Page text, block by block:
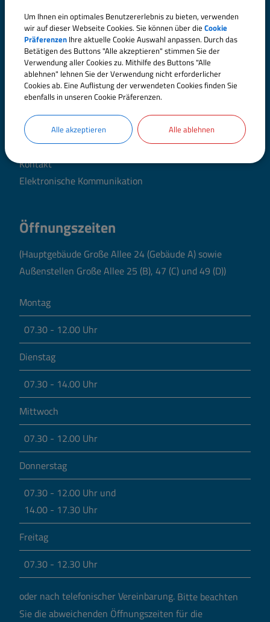
Landratsamt Dillingen
a.d.Donau
Große Allee 24 (Hauptgebäude)
89407 Dillingen a.d.Donau
Telefon:09071 51-0
Fax: 09071 51-101
E-Mail: poststelle@landratsamt.dillingen.de
Kontakt
Elektronische Kommunikation
Öffnungszeiten
(Hauptgebäude Große Allee 24 (Gebäude A) sowie
Außenstellen Große Allee 25 (B), 47 (C) und 49 (D))
Montag
07.30 - 12.00 Uhr
Dienstag
07.30 - 14.00 Uhr
Mittwoch
07.30 - 12.00 Uhr
Donnerstag
07.30 - 12.00 Uhr und
14.00 - 17.30 Uhr
Freitag
07.30 - 12.30 Uhr
oder nach telefonischer Vereinbarung. Bitte beachten
Sie die abweichenden Öffnungszeiten für die
Um Ihnen ein optimales Benutzererlebnis zu bieten, verwenden
wir auf dieser Webseite Cookies. Sie können über die Cookie
Präferenzen Ihre aktuelle Cookie Auswahl anpassen. Durch das
Betätigen des Buttons "Alle akzeptieren" stimmen Sie der
Verwendung aller Cookies zu. Mithilfe des Buttons "Alle
ablehnen" lehnen Sie der Verwendung nicht erforderlicher
Cookies ab. Eine Auflistung der verwendeten Cookies finden Sie
ebenfalls in unseren Cookie Präferenzen.
Alle akzeptieren Alle ablehnen